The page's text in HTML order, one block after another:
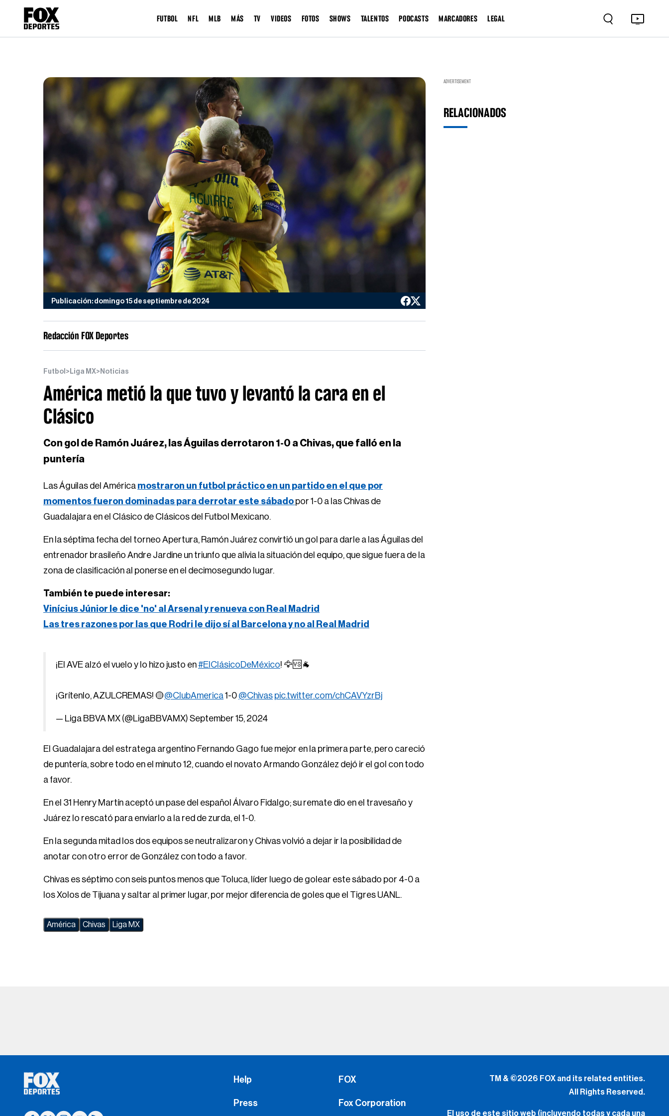
FUTBOL NFL MLB MÁS TV VIDEOS FOTOS SHOWS TALENTOS PODCASTS MARCADORES LEGAL
Publicación: domingo 15 de septiembre de 2024
Redacción FOX Deportes
Futbol > Liga MX> Noticias
América metió la que tuvo y levantó la cara en el
Clásico
Con gol de Ramón Juárez, las Águilas derrotaron 1-0 a Chivas, que falló en la
puntería
Las Águilas del América mostraron un futbol práctico en un partido en el que por
momentos fueron dominadas para derrotar este sábado por 1-0 a las Chivas de
Guadalajara en el Clásico de Clásicos del Futbol Mexicano.
En la séptima fecha del torneo Apertura, Ramón Juárez convirtió un gol para darle a las Águilas del
entrenador brasileño Andre Jardine un triunfo que alivia la situación del equipo, que sigue fuera de la
zona de clasificación al ponerse en el decimosegundo lugar.
También te puede interesar:
Vinícius Júnior le dice 'no' al Arsenal y renueva con Real Madrid
Las tres razones por las que Rodri le dijo sí al Barcelona y no al Real Madrid
¡El AVE alzó el vuelo y lo hizo justo en#ElClásicoDeMéxico! 🦅🆚🐐
¡Grítenlo, AZULCREMAS! 🟡@ClubAmerica1-0 @Chivas pic.twitter.com/chCAVYzrBj
— Liga BBVA MX (@LigaBBVAMX) September 15, 2024
El Guadalajara del estratega argentino Fernando Gago fue mejor en la primera parte, pero careció
de puntería, sobre todo en el minuto 12, cuando el novato Armando González dejó ir el gol con todo
a favor.
En el 31 Henry Martín aceptó un pase del español Álvaro Fidalgo; su remate dio en el travesaño y
Juárez lo rescató para enviarlo a la red de zurda, el 1-0.
En la segunda mitad los dos equipos se neutralizaron y Chivas volvió a dejar ir la posibilidad de
anotar con otro error de González con todo a favor.
Chivas es séptimo con seis puntos menos que Toluca, líder luego de golear este sábado por 4-0 a
los Xolos de Tijuana y saltar al primer lugar, por mejor diferencia de goles que el Tigres UANL.
América Chivas Liga MX
ADVERTISEMENT
RELACIONADOS
Help
Press
FOX
Fox Corporation
TM & ©2026 FOX and its related entities.
All Rights Reserved.
El uso de este sitio web (incluyendo todas y cada una